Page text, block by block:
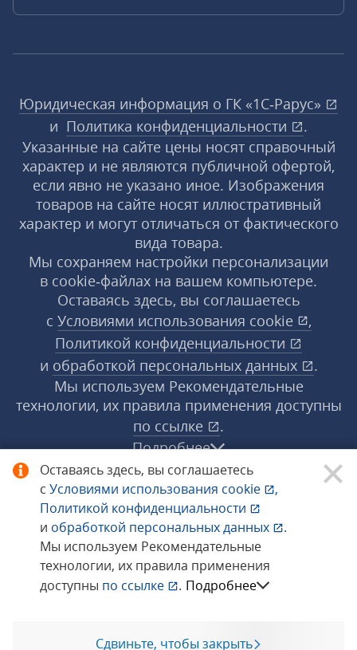
Оставаясь здесь, вы соглашаетесь
с Условиями использования cookie
,
Политикой конфиденциальности
и обработкой персональных данных
.
Мы используем Рекомендательные
технологии, их правила применения
доступны по ссылке . Подробнее
Сдвиньте, чтобы закрыть
Юридическая информация о ГК «1С‑Рарус»
и Политика конфиденциальности
.
Указанные на сайте цены носят справочный
характер и не являются публичной офертой,
если явно не указано иное. Изображения
товаров на сайте носят иллюстративный
характер и могут отличаться от фактического
вида товара.
Мы сохраняем настройки персонализации
в cookie‑файлах на вашем компьютере.
Оставаясь здесь, вы соглашаетесь
с Условиями использования cookie
,
Политикой конфиденциальности
и обработкой персональных данных
.
Мы используем Рекомендательные
технологии, их правила применения доступны
по ссылке
.
Подробнее
© 1998−2026 «1С‑Рарус» ®. Все права
защищены.
Сообщить об ошибке
Позвоните мне